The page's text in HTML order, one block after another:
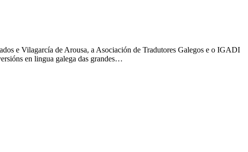
e Vilagarcía de Arousa, a Asociación de Tradutores Galegos e o IGADI
en lingua galega das grandes…